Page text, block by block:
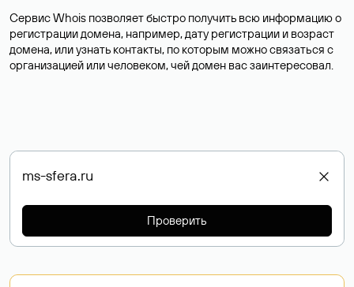
Сервис Whois позволяет быстро получить всю информацию о
регистрации домена, например, дату регистрации и возраст
домена, или узнать контакты, по которым можно связаться с
организацией или человеком, чей домен вас заинтересовал.
Проверить